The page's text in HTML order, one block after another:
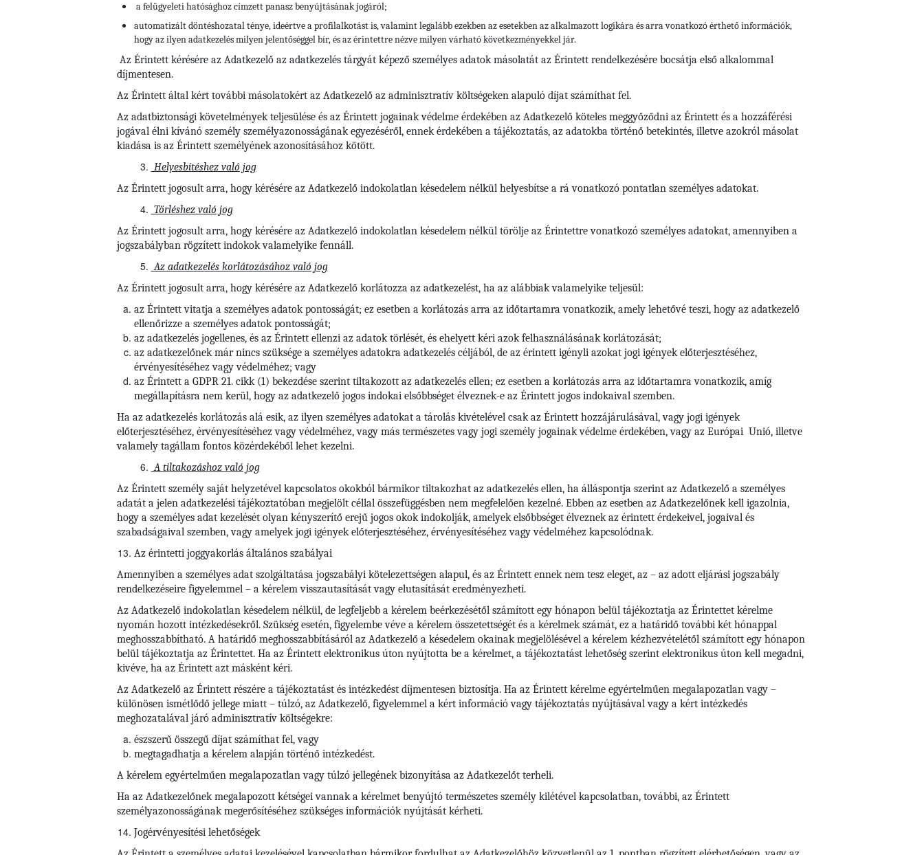
a felügyeleti hatósághoz címzett panasz benyújtásának jogáról;
automatizált döntéshozatal ténye, ideértve a profilalkotást is, valamint legalább ezekben az esetekben az alkalmazott logikára és arra vonatkozó érthető információk,
hogy az ilyen adatkezelés milyen jelentőséggel bír, és az érintettre nézve milyen várható következményekkel jár.
Az Érintett kérésére az Adatkezelő az adatkezelés tárgyát képező személyes adatok másolatát az Érintett rendelkezésére bocsátja első alkalommal
díjmentesen.
Az Érintett által kért további másolatokért az Adatkezelő az adminisztratív költségeken alapuló díjat számíthat fel.
Az adatbiztonsági követelmények teljesülése és az Érintett jogainak védelme érdekében az Adatkezelő köteles meggyőződni az Érintett és a hozzáférési
jogával élni kívánó személy személyazonosságának egyezéséről, ennek érdekében a tájékoztatás, az adatokba történő betekintés, illetve azokról másolat
kiadása is az Érintett személyének azonosításához kötött.
Helyesbítéshez való jog
Az Érintett jogosult arra, hogy kérésére az Adatkezelő indokolatlan késedelem nélkül helyesbítse a rá vonatkozó pontatlan személyes adatokat.
Törléshez való jog
Az Érintett jogosult arra, hogy kérésére az Adatkezelő indokolatlan késedelem nélkül törölje az Érintettre vonatkozó személyes adatokat, amennyiben a
jogszabályban rögzített indokok valamelyike fennáll.
Az adatkezelés korlátozásához való jog
Az Érintett jogosult arra, hogy kérésére az Adatkezelő korlátozza az adatkezelést, ha az alábbiak valamelyike teljesül:
az Érintett vitatja a személyes adatok pontosságát; ez esetben a korlátozás arra az időtartamra vonatkozik, amely lehetővé teszi, hogy az adatkezelő
ellenőrizze a személyes adatok pontosságát;
az adatkezelés jogellenes, és az Érintett ellenzi az adatok törlését, és ehelyett kéri azok felhasználásának korlátozását;
az adatkezelőnek már nincs szüksége a személyes adatokra adatkezelés céljából, de az érintett igényli azokat jogi igények előterjesztéséhez,
érvényesítéséhez vagy védelméhez; vagy
az Érintett a GDPR 21. cikk (1) bekezdése szerint tiltakozott az adatkezelés ellen; ez esetben a korlátozás arra az időtartamra vonatkozik, amíg
megállapításra nem kerül, hogy az adatkezelő jogos indokai elsőbbséget élveznek-e az Érintett jogos indokaival szemben.
Ha az adatkezelés korlátozás alá esik, az ilyen személyes adatokat a tárolás kivételével csak az Érintett hozzájárulásával, vagy jogi igények
előterjesztéséhez, érvényesítéséhez vagy védelméhez, vagy más természetes vagy jogi személy jogainak védelme érdekében, vagy az Európai Unió, illetve
valamely tagállam fontos közérdekéből lehet kezelni.
A tiltakozáshoz való jog
Az Érintett személy saját helyzetével kapcsolatos okokból bármikor tiltakozhat az adatkezelés ellen, ha álláspontja szerint az Adatkezelő a személyes
adatát a jelen adatkezelési tájékoztatóban megjelölt céllal összefüggésben nem megfelelően kezelné. Ebben az esetben az Adatkezelőnek kell igazolnia,
hogy a személyes adat kezelését olyan kényszerítő erejű jogos okok indokolják, amelyek elsőbbséget élveznek az érintett érdekeivel, jogaival és
szabadságaival szemben, vagy amelyek jogi igények előterjesztéséhez, érvényesítéséhez vagy védelméhez kapcsolódnak.
Az érintetti joggyakorlás általános szabályai
Amennyiben a személyes adat szolgáltatása jogszabályi kötelezettségen alapul, és az Érintett ennek nem tesz eleget, az – az adott eljárási jogszabály
rendelkezéseire figyelemmel – a kérelem visszautasítását vagy elutasítását eredményezheti.
Az Adatkezelő indokolatlan késedelem nélkül, de legfeljebb a kérelem beérkezésétől számított egy hónapon belül tájékoztatja az Érintettet kérelme
nyomán hozott intézkedésekről. Szükség esetén, figyelembe véve a kérelem összetettségét és a kérelmek számát, ez a határidő további két hónappal
meghosszabbítható. A határidő meghosszabbításáról az Adatkezelő a késedelem okainak megjelölésével a kérelem kézhezvételétől számított egy hónapon
belül tájékoztatja az Érintettet. Ha az Érintett elektronikus úton nyújtotta be a kérelmet, a tájékoztatást lehetőség szerint elektronikus úton kell megadni,
kivéve, ha az Érintett azt másként kéri.
Az Adatkezelő az Érintett részére a tájékoztatást és intézkedést díjmentesen biztosítja. Ha az Érintett kérelme egyértelműen megalapozatlan vagy –
különösen ismétlődő jellege miatt – túlzó, az Adatkezelő, figyelemmel a kért információ vagy tájékoztatás nyújtásával vagy a kért intézkedés
meghozatalával járó adminisztratív költségekre:
észszerű összegű díjat számíthat fel, vagy
megtagadhatja a kérelem alapján történő intézkedést.
A kérelem egyértelműen megalapozatlan vagy túlzó jellegének bizonyítása az Adatkezelőt terheli.
Ha az Adatkezelőnek megalapozott kétségei vannak a kérelmet benyújtó természetes személy kilétével kapcsolatban, további, az Érintett
személyazonosságának megerősítéséhez szükséges információk nyújtását kérheti.
Jogérvényesítési lehetőségek